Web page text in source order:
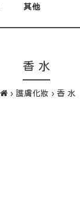
其他
香 水
護膚化妝 香 水